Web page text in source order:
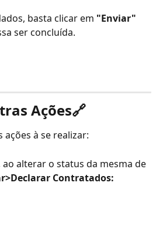
basta clicar em "Enviar"
ser concluída.
Ações🔗
ações à se realizar:
alterar o status da mesma de
Contratados: